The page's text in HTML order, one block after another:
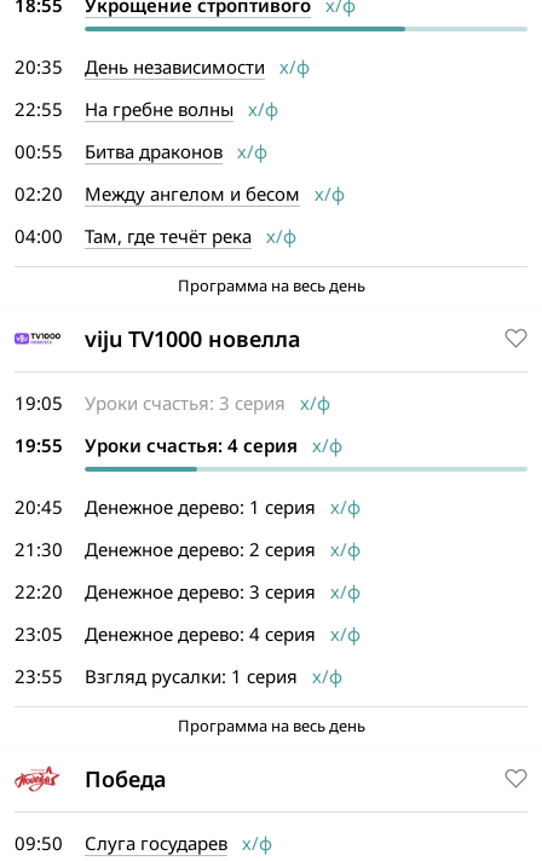
18:55
Укрощение строптивого х/ф
20:35 День независимости х/ф
22:55
На гребне волны х/ф
00:55
Битва драконов х/ф
02:20
Между ангелом и бесом х/ф
04:00
Там, где течёт река х/ф
Программа на весь день
viju TV1000 новелла
19:05 Уроки счастья: 3 серия х/ф
19:55
Уроки счастья: 4 серия х/ф
20:45 Денежное дерево: 1 серия х/ф
21:30
Денежное дерево: 2 серия х/ф
22:20
Денежное дерево: 3 серия х/ф
23:05
Денежное дерево: 4 серия х/ф
23:55
Взгляд русалки: 1 серия х/ф
Программа на весь день
Победа
09:50 Слуга государев х/ф